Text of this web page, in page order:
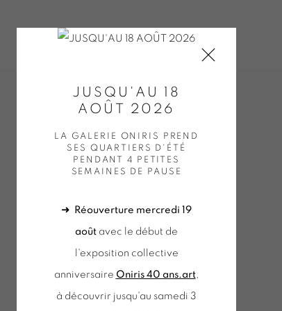
JUSQU'AU 18
AOÛT 2026
LA GALERIE ONIRIS PREND
SES QUARTIERS D'ÉTÉ
PENDANT 4 PETITES
SEMAINES DE PAUSE
➜ Réouverture mercredi 19
août avec le début de
l'exposition collective
anniversaire Oniris 40 ans.art,
à découvrir jusqu'au samedi 3